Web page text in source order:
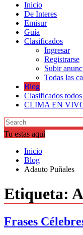
Inicio
De Interes
Emisur
Guía
Clasificados
Ingresar
Registrarse
Subir
Todas las
Blog
Clasificados todos
CLIMA EN
Tu estas aquí
Inicio
Blog
Adauto Puñales
Etiqueta:
Frases